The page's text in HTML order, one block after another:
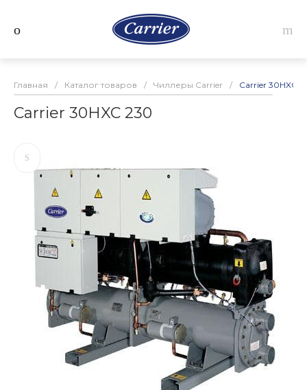
Главная / Каталог товаров / Чиллеры Carrier / Carrier 30HXC
Carrier 30HXC 230